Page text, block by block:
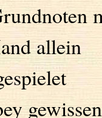
allein
gewissen